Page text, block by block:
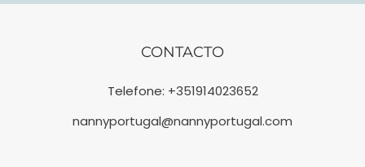
CONTACTO
Telefone: +351914023652
nannyportugal@nannyportugal.com